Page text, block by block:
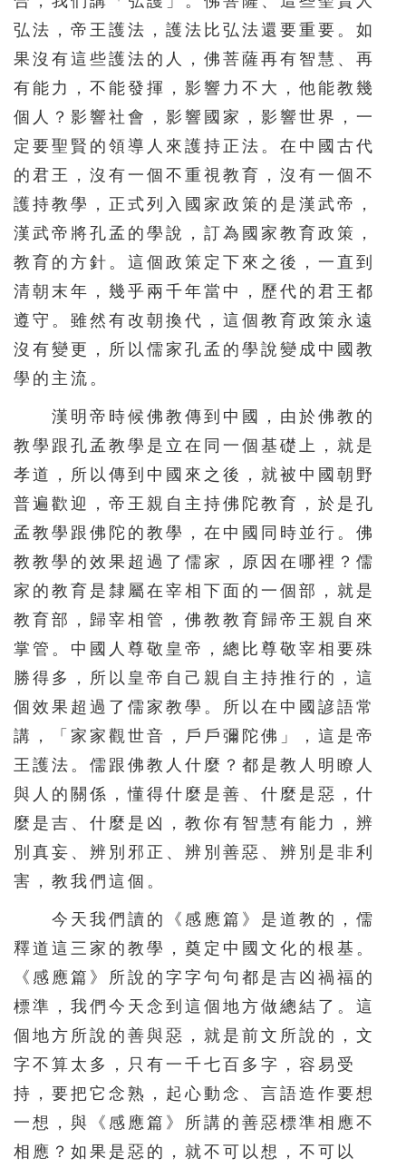
弘法，帝王護法，護法比弘法還要重要。如
果沒有這些護法的人，佛菩薩再有智慧、再
有能力，不能發揮，影響力不大，他能教幾
個人？影響社會，影響國家，影響世界，一
定要聖賢的領導人來護持正法。在中國古代
的君王，沒有一個不重視教育，沒有一個不
護持教學，正式列入國家政策的是漢武帝，
漢武帝將孔孟的學說，訂為國家教育政策，
教育的方針。這個政策定下來之後，一直到
清朝末年，幾乎兩千年當中，歷代的君王都
遵守。雖然有改朝換代，這個教育政策永遠
沒有變更，所以儒家孔孟的學說變成中國教
學的主流。
漢明帝時候佛教傳到中國，由於佛教的
教學跟孔孟教學是立在同一個基礎上，就是
孝道，所以傳到中國來之後，就被中國朝野
普遍歡迎，帝王親自主持佛陀教育，於是孔
孟教學跟佛陀的教學，在中國同時並行。佛
教教學的效果超過了儒家，原因在哪裡？儒
家的教育是隸屬在宰相下面的一個部，就是
教育部，歸宰相管，佛教教育歸帝王親自來
掌管。中國人尊敬皇帝，總比尊敬宰相要殊
勝得多，所以皇帝自己親自主持推行的，這
個效果超過了儒家教學。所以在中國諺語常
講，「家家觀世音，戶戶彌陀佛」，這是帝
王護法。儒跟佛教人什麼？都是教人明瞭人
與人的關係，懂得什麼是善、什麼是惡，什
麼是吉、什麼是凶，教你有智慧有能力，辨
別真妄、辨別邪正、辨別善惡、辨別是非利
害，教我們這個。
今天我們讀的《感應篇》是道教的，儒
釋道這三家的教學，奠定中國文化的根基。
《感應篇》所說的字字句句都是吉凶禍福的
標準，我們今天念到這個地方做總結了。這
個地方所說的善與惡，就是前文所說的，文
字不算太多，只有一千七百多字，容易受
持，要把它念熟，起心動念、言語造作要想
一想，與《感應篇》所講的善惡標準相應不
相應？如果是惡的，就不可以想，不可以